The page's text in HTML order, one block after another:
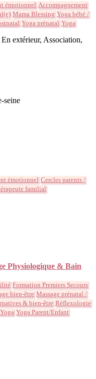
émotionnel Accompagnement
Mama Blessing Yoga bébé /
Yoga prénatal Yoga
extérieur, Association,
seine
émotionnel Cercles parents /
familial
Physiologique & Bain
Formation Premiers Secours
bien-être Massage prénatal /
& bien-être Réflexologie
Yoga Parent/Enfant